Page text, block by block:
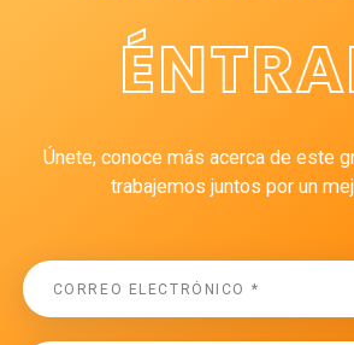
Únete, conoce más acerca de este
trabajemos juntos por un